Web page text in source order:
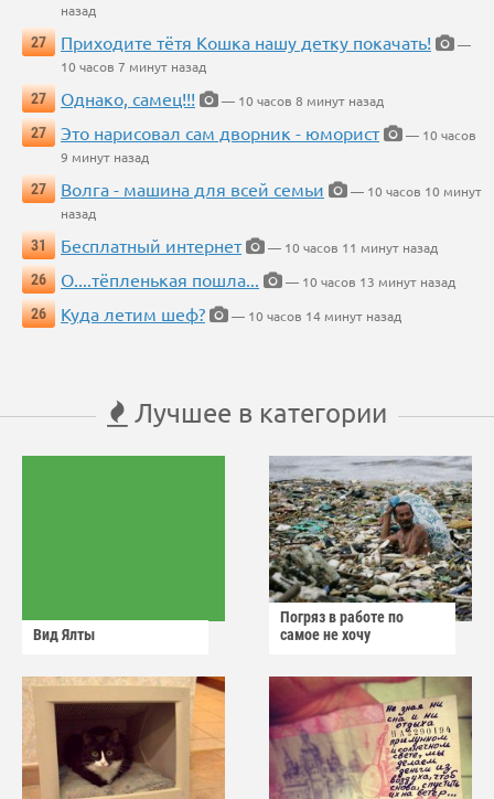
назад
27
Приходите тётя Кошка нашу детку покачать!
—
10 часов 7 минут назад
27
Однако, самец!!!
— 10 часов 8 минут назад
27
Это нарисовал сам дворник - юморист
— 10 часов
9 минут назад
27
Волга - машина для всей семьи
— 10 часов 10 минут
назад
31
Бесплатный интернет
— 10 часов 11 минут назад
26
О....тёпленькая пошла...
— 10 часов 13 минут назад
26
Куда летим шеф? — 10 часов 14 минут назад
Лучшее в категории
Вид Ялты
Погряз в работе по
самое не хочу